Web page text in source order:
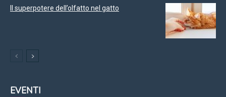
Il superpotere dell’olfatto nel gatto
EVENTI